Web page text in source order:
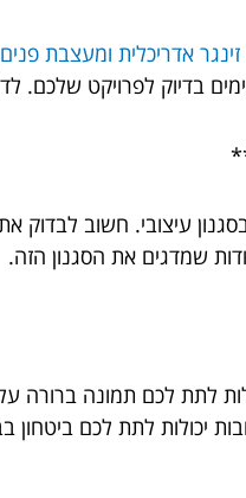
אדריכלית ומעצבת פנים
בדיוק לפרויקט
עיצובי. חשוב
שמדגים את הסגנון הזה.
לתת לכם תמונה ברורה
יכולות לתת לכם ביטחון